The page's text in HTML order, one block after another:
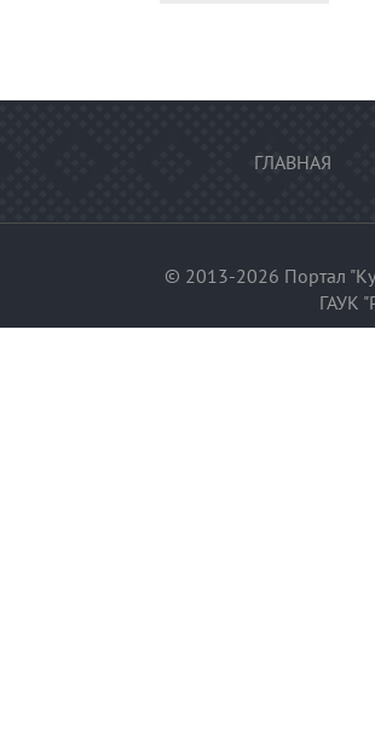
ГЛАВНАЯ
© 2013-2026 Портал
ГАУК